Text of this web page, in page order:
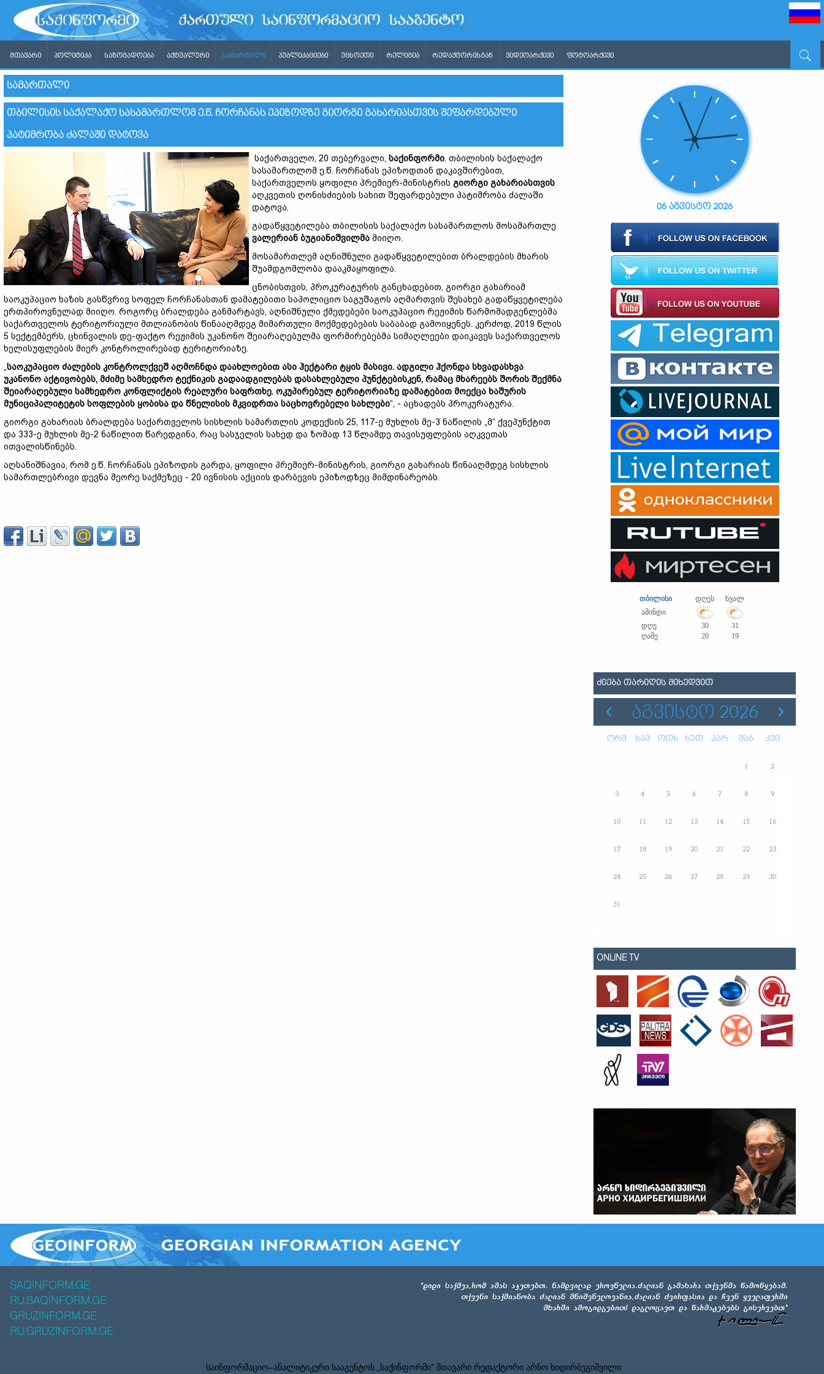
ᲛᲗᲐᲕᲐᲠᲘ ᲞᲝᲚᲘᲢᲘᲙᲐ ᲡᲐᲖᲝᲒᲐᲓᲝᲔᲑᲐ ᲐᲥᲢᲣᲐᲚᲣᲠᲘ ᲡᲐᲛᲐᲠᲗᲐᲚᲘ ᲞᲣᲑᲚᲘᲙᲐᲪᲘᲔᲑᲘ ᲣᲪᲮᲝᲔᲗᲘ ᲠᲔᲚᲘᲒᲘᲐ ᲠᲔᲓᲐᲥᲢᲝᲠᲘᲡᲒᲐᲜ ᲕᲘᲓᲔᲝᲐᲠᲥᲘᲕᲘ ᲤᲝᲢᲝᲐᲠᲥᲘᲕᲘ
ᲡᲐᲛᲐᲠᲗᲐᲚᲘ
ᲗᲑᲘᲚᲘᲡᲘᲡ ᲡᲐᲥᲐᲚᲐᲥᲝ ᲡᲐᲡᲐᲛᲐᲠᲗᲚᲝᲛ Ე.Წ. ᲩᲝᲠᲩᲐᲜᲐᲡ ᲔᲞᲘᲖᲝᲓᲖᲔ ᲒᲘᲝᲠᲒᲘ ᲒᲐᲮᲐᲠᲘᲐᲡᲗᲕᲘᲡ ᲨᲔᲤᲐᲠᲓᲔᲑᲣᲚᲘ
ᲞᲐᲢᲘᲛᲠᲝᲑᲐ ᲫᲐᲚᲐᲨᲘ ᲓᲐᲢᲝᲕᲐ
საქართველო, 20 თებერვალი, საქინფორმი. თბილისის საქალაქო
სასამართლომ ე.წ. ჩორჩანას ეპიზოდთან დაკავშირებით,
საქართველოს ყოფილი პრემიერ-მინისტრის გიორგი გახარიასთვის
აღკვეთის ღონისძიების სახით შეფარდებული პატიმრობა ძალაში
დატოვა.
გადაწყვეტილება თბილისის საქალაქო სასამართლოს მოსამართლე
ვალერიან ბუგიანიშვილმა მიიღო.
მოსამართლემ აღნიშნული გადაწყვეტილებით ბრალდების მხარის
შუამდგომლობა დააკმაყოფილა.
ცნობისთვის, პროკურატურის განცხადებით, გიორგი გახარიამ
საოკუპაციო ხაზის გასწვრივ სოფელ ჩორჩანასთან დამატებითი საპოლიციო საგუშაგოს აღმართვის შესახებ გადაწყვეტილება
ერთპიროვნულად მიიღო. როგორც ბრალდება განმარტავს, აღნიშნული ქმედებები საოკუპაციო რეჟიმის წარმომადგენლებმა
საქართველოს ტერიტორიული მთლიანობის წინააღმდეგ მიმართული მოქმედებების საბაბად გამოიყენეს. კერძოდ, 2019 წლის
5 სექტემბერს, ცხინვალის დე-ფაქტო რეჟიმის უკანონო შეიარაღებულმა ფორმირებებმა სიმაღლეები დაიკავეს საქართველოს
ხელისუფლების მიერ კონტროლირებად ტერიტორიაზე.
„საოკუპაციო ძალების კონტროლქვეშ აღმოჩნდა დაახლოებით ასი ჰექტარი ტყის მასივი. ადგილი ჰქონდა სხვადასხვა
უკანონო აქტივობებს, მძიმე სამხედრო ტექნიკის გადაადგილებას დასახლებული პუნქტებისკენ, რამაც მხარეებს შორის შექმნა
შეიარაღებული სამხედრო კონფლიქტის რეალური საფრთხე. ოკუპირებულ ტერიტორიაზე დამატებით მოექცა ხაშურის
მუნიციპალიტეტის სოფლების ყობისა და წნელისის მკვიდრთა საცხოვრებელი სახლები“, - აცხადებს პროკურატურა.
გიორგი გახარიას ბრალდება საქართველოს სისხლის სამართლის კოდექსის 25, 117-ე მუხლის მე-3 ნაწილის „მ“ ქვეპუნქტით
და 333-ე მუხლის მე-2 ნაწილით წარედგინა, რაც სასჯელის სახედ და ზომად 13 წლამდე თავისუფლების აღკვეთას
ითვალისწინებს.
აღსანიშნავია, რომ ე.წ. ჩორჩანას ეპიზოდის გარდა, ყოფილი პრემიერ-მინისტრის, გიორგი გახარიას წინააღმდეგ სისხლის
სამართლებრივი დევნა მეორე საქმეზეც - 20 ივნისის აქციის დარბევის ეპიზოდზეც მიმდინარეობს.
06 აგვისტო 2026
თბილისი დღეს
ხვალ
ამინდი
დღე
30
31
ღამე
20 19
ᲫᲘᲔᲑᲐ ᲗᲐᲠᲘᲦᲘᲡ ᲛᲘᲮᲔᲓᲕᲘᲗ
ᲐᲒᲕᲘᲡᲢᲝ 2026
ორშ სამ ოთხ ხუთ პარ შაბ კვი
1 2
3 4 5 6 7 8 9
10 11 12 13 14 15 16
17 18 19 20 21 22 23
24 25 26 27 28 29 30
31
ONLINE TV
SAQINFORM.GE
RU.SAQINFORM.GE
GRUZINFORM.GE
RU.GRUZINFORM.GE
საინფორმაციო–ანალიტიკური სააგენტოს „საქინფორმი” მთავარი რედაქტორი არნო ხიდირბეგიშვილი